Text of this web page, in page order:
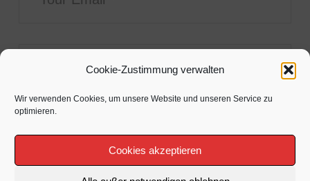
Cookie-Zustimmung verwalten
Wir verwenden Cookies, um unsere Website und unseren Service zu
optimieren.
Cookies akzeptieren